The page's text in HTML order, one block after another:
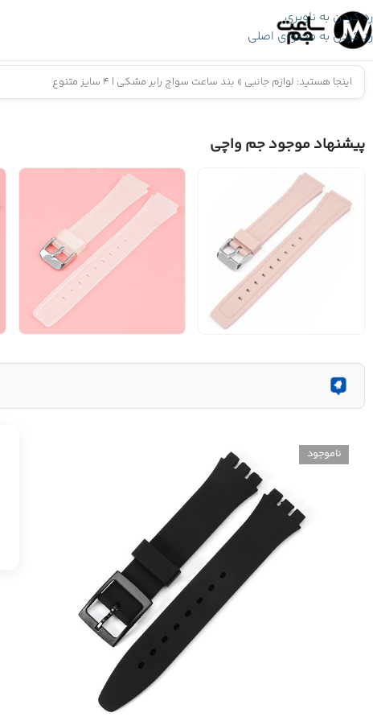
رد کردن به ناوبری
رد کردن به محتوای اصلی
اینجا هستید: لوازم جانبی » بند ساعت سواچ رابر مشکی | 4 سایز متنوع
پیشنهاد موجود جم واچی
ناموجود